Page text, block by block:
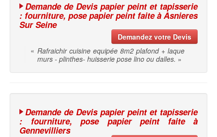
Demande de Devis papier peint et tapisserie
: fourniture, pose papier peint faite à Asnieres
Sur Seine
Demandez votre Devis
« Rafraichir cuisine equipée 8m2 plafond + laque
murs - plinthes- huisserie pose lino ou dalles. »
Demande de Devis papier peint et tapisserie
: fourniture, pose papier peint faite à
Gennevilliers